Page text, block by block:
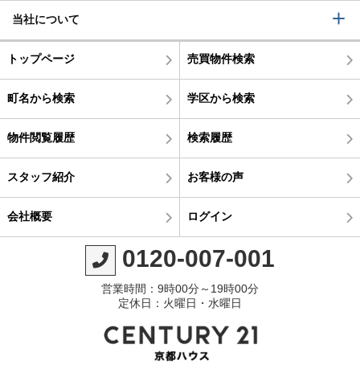
当社について
トップページ 売買物件検索
町名から検索 学区から検索
物件閲覧履歴 検索履歴
スタッフ紹介 お客様の声
会社概要 ログイン
0120-007-001
営業時間：9時00分～19時00分
定休日：火曜日・水曜日